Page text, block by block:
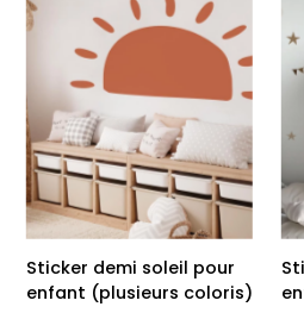
Sticker demi soleil pour
enfant (plusieurs coloris)